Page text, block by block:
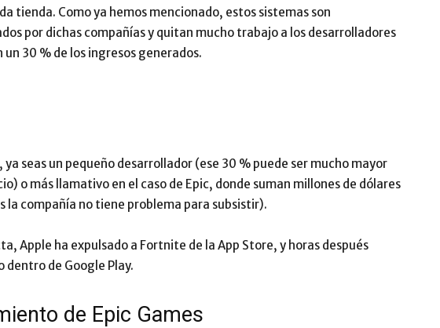
tienda. Como ya hemos mencionado, estos sistemas son
por dichas compañías y quitan mucho trabajo a los desarrolladores
un 30 % de los ingresos generados.
ya seas un pequeño desarrollador (ese 30 % puede ser mucho mayor
o más llamativo en el caso de Epic, donde suman millones de dólares
la compañía no tiene problema para subsistir).
Apple ha expulsado a Fortnite de la App Store, y horas después
dentro de Google Play.
de Epic Games